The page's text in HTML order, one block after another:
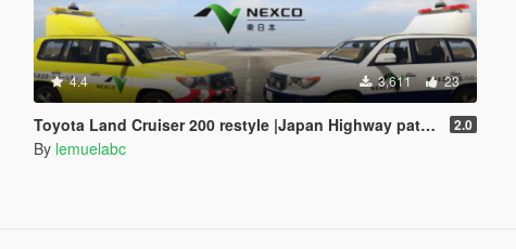
4.4 3,611 23
Toyota Land Cruiser 200 restyle |Japan Highway patrol car 道路パトロールカー[Replace | ELS] 2.0
By lemuelabc